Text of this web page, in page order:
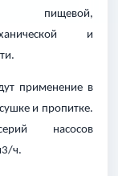
пищевой,
и
применение в
и пропитке.
насосов
ч.